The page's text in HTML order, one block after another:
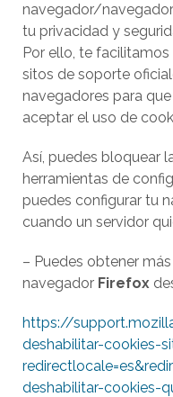
navegador/
tu privacidad y
Por ello, te
sitos de soporte
navegadores para
aceptar el uso de
Así, puedes bloquear
herramientas de
puedes configurar tu
cuando un servidor
– Puedes obtener
navegador Firefox
https://
deshabilitar-cookies-
deshabilitar-cookies-